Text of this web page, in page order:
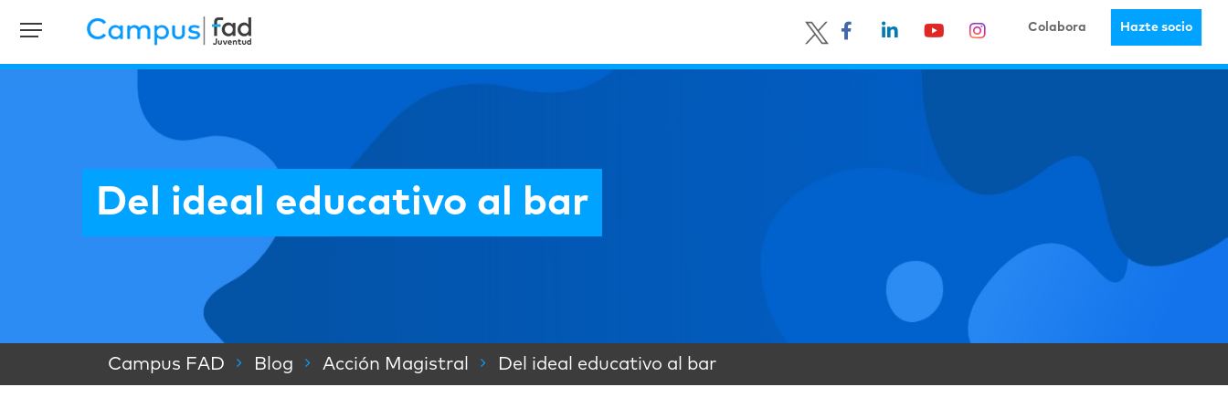
Colabora Hazte socio
Del ideal educativo al bar
Campus FAD Blog Acción Magistral Del ideal educativo al bar